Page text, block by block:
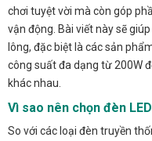
chơi tuyệt vời mà còn góp
vận động. Bài viết này sẽ
lông, đặc biệt là các sản
công suất đa dạng từ 200W
khác nhau.
Vì sao nên chọn đèn
So với các loại đèn truyền